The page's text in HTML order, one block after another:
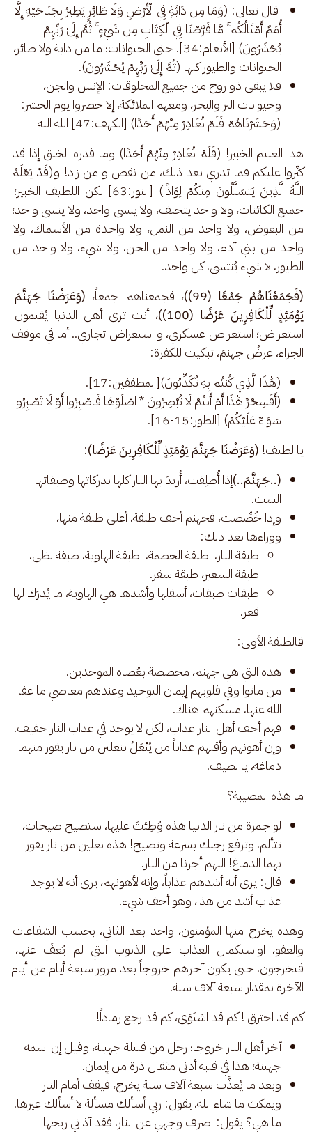
قال تعالى: (وَمَا مِن دَابَّةٍ فِي الْأَرْضِ وَلَا طَائِرٍ يَطِيرُ بِجَنَاحَيْهِ إِلَّا
أُمَمٌ أَمْثَالُكُم ۚ مَّا فَرَّطْنَا فِي الْكِتَابِ مِن شَيْءٍ ۚ ثُمَّ إِلَىٰ رَبِّهِمْ
يُحْشَرُونَ) [الأنعام:34]. حتى الحيوانات؛ ما من دابة ولا طائر،
الحيوانات والطيور كلها (ثُمَّ إِلَىٰ رَبِّهِمْ يُحْشَرُونَ).
فلا يبقى ذو روح من جميع المخلوقات: الإنس والجن،
وحيوانات البر والبحر، ومعهم الملائكة، إلا حضروا يوم الحشر:
(وَحَشَرْنَاهُمْ فَلَمْ نُغَادِرْ مِنْهُمْ أَحَدًا) [الكهف:47] الله الله
هذا العليم الخبير! (فَلَمْ نُغَادِرْ مِنْهُمْ أَحَدًا) وما قدرة الخلق إذا قد
كثّروا عليكم فما تدري بعد ذلك، من نقص و من زاد! و(قَدْ يَعْلَمُ
اللَّهُ الَّذِينَ يَتسَلَّلُونَ مِنكُمْ لِوَاذًا) [النور:63] لكن اللطيف الخبير؛
جميع الكائنات، ولا واحد يتخلف، ولا ينسى واحد، ولا ينسى واحد؛
من البعوض، ولا واحد من النمل، ولا واحدة من الأسماك، ولا
واحد من بني آدم، ولا واحد من الجن، ولا شيء، ولا واحد من
الطيور، لا شيء يُنتسى، كل واحد.
(فَجَمَعْنَاهُمْ جَمْعًا (99))
، فجمعناهم جمعاً، (وَعَرَضْنَا جَهَنَّمَ
يَوْمَئِذٍ لِّلْكَافِرِينَ عَرْضًا (100))
، أنت ترى أهل الدنيا يُقيمون
استعراض؛ استعراض عسكري، و استعراض تجاري.. أما في موقف
الجزاء، عرضُ جهنمَ، تبكيت للكفرة:
(هَٰذَا الَّذِي كُنتُم بِهِ تُكَذِّبُونَ)[المطففين:17].
(أَفَسِحْرٌ هَٰذَا أَمْ أَنتُمْ لَا تُبْصِرُونَ * اصْلَوْهَا فَاصْبِرُوا أَوْ لَا تَصْبِرُوا
سَوَاءٌ عَلَيْكُمْ) [الطور:15-16].
يا لطيف! (وَعَرَضْنَا جَهَنَّمَ يَوْمَئِذٍ لِّلْكَافِرِينَ عَرْضًا):
(..جَهَنَّمَ..)إذا أُطلِقت، أُريدَ بها النار كلها بدركاتها وطبقاتها
الست.
وإذا خُصِّصت، فجهنم أخف طبقة، أعلى طبقة منها،
ووراءها بعد ذلك:
طبقة النار، طبقة الحطمة، طبقة الهاوية، طبقة لظى،
طبقة السعير، طبقة سقر.
طبقات طبقات، أسفلها وأشدها هي الهاوية، ما يُدرَك لها
قعر.
فالطبقة الأولى:
هذه التي هي جهنم، مخصصة بعُصاة الموحدين.
من ماتوا وفي قلوبهم إيمان التوحيد وعندهم معاصي ما عفا
الله عنها، مسكنهم هناك.
فهم أخف أهل النار عذاب، لكن لا يوجد في عذاب النار خفيف!
وإن أهونهم وأقلهم عذاباً من يُنْعَلُ بنعلين من نار يفور منهما
دماغه، يا لطيف!
ما هذه المصيبة؟
لو جمرة من نار الدنيا هذه وُطِئتَ عليها، ستصيح صيحات،
تتألم، وترفع رجلك بسرعة وتصيح! هذه نعلين من نار يفور
بهما الدماغ! اللهم أجرنا من النار.
قال: يرى أنه أشدهم عذاباً، وإنه لأهونهم، يرى أنه لا يوجد
عذاب أشد من هذا، وهو أخف شيء.
وهذه يخرج منها المؤمنون، واحد بعد الثاني، بحسب الشفاعات
والعفو، اواستكمال العذاب على الذنوب التي لم يُعفَ عنها،
فيخرجون، حتى يكون آخرهم خروجاً بعد مرور سبعة أيام من أيام
الآخرة بمقدار سبعة آلاف سنة.
كم قد احترق ! كم قد اشتَوَى، كم قد رجع رماداً!
آخر أهل النار خروجا؛ رجل من قبيلة جهينة، وقيل إن اسمه
جهينة؛ هذا في قلبه أدنى مثقال ذرة من إيمان.
وبعد ما يُعذَّب سبعة آلاف سنة يخرج، فيقف أمام النار
ويمكث ما شاء الله، يقول: ربي أسألك مسألة لا أسألك غيرها.
ما هي؟ يقول: اصرف وجهي عن النار، فقد آذاني ريحها